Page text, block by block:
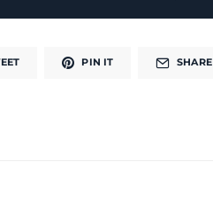
PIN IT SHARE